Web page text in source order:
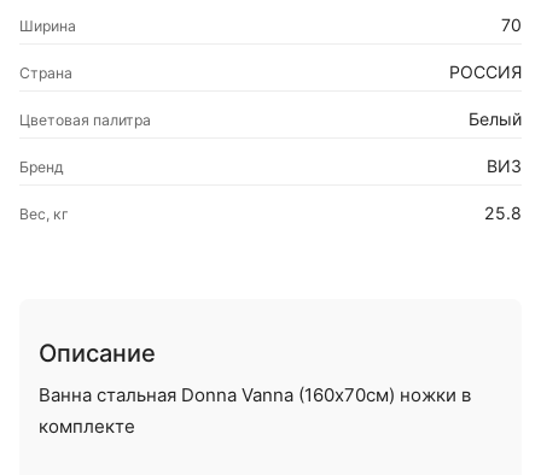
Ширина 70
Страна РОССИЯ
Цветовая палитра Белый
Бренд ВИЗ
Вес, кг 25.8
Описание
Ванна стальная Donna Vanna (160х70см) ножки в
комплекте